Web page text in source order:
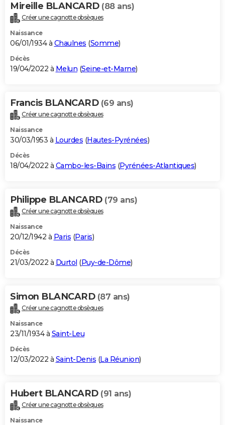
Mireille BLANCARD (88 ans)
Créer une cagnotte obsèques
Naissance
06/01/1934 à Chaulnes (Somme)
Décès
19/04/2022 à Melun (Seine-et-Marne)
Francis BLANCARD (69 ans)
Créer une cagnotte obsèques
Naissance
30/03/1953 à Lourdes (Hautes-Pyrénées)
Décès
18/04/2022 à Cambo-les-Bains (Pyrénées-Atlantiques)
Philippe BLANCARD (79 ans)
Créer une cagnotte obsèques
Naissance
20/12/1942 à Paris (Paris)
Décès
21/03/2022 à Durtol (Puy-de-Dôme)
Simon BLANCARD (87 ans)
Créer une cagnotte obsèques
Naissance
23/11/1934 à Saint-Leu
Décès
12/03/2022 à Saint-Denis (La Réunion)
Hubert BLANCARD (91 ans)
Créer une cagnotte obsèques
Naissance